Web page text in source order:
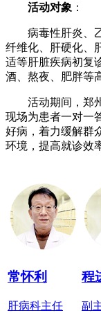
活动对象 ：
病毒性肝炎、乙
纤维化、肝硬化、
适等肝脏疾病初复
酒、熬夜、肥胖等
活动期间，郑州
现场为患者一对一
好病，着力缓解群
环境，提高就诊效
常怀利
肝病科主任
程
副